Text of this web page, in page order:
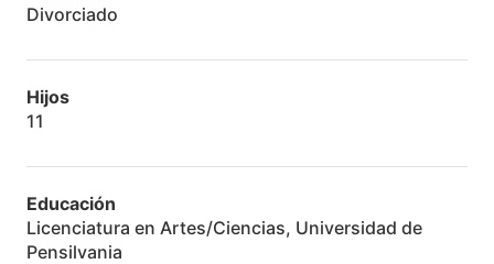
Divorciado
Hijos
11
Educación
Licenciatura en Artes/Ciencias, Universidad de
Pensilvania